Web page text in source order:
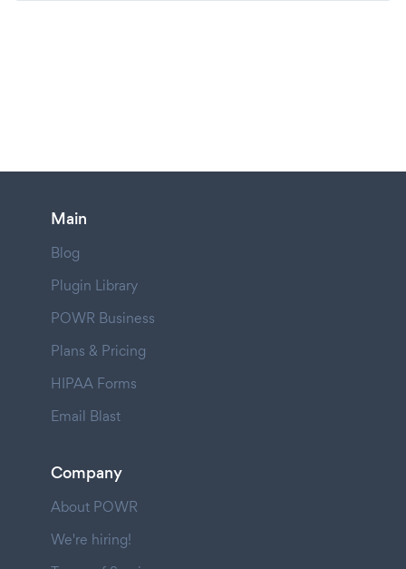
Main
Blog
Plugin Library
POWR Business
Plans & Pricing
HIPAA Forms
Email Blast
Company
About POWR
We're hiring!